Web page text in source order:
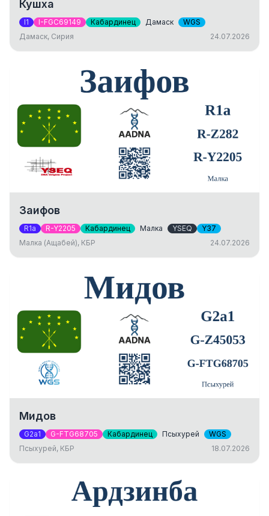
Кушха
I1 I-FGC69149 Кабардинец Дамаск
WGS
Дамаск, Сирия
24.07.2026
Заифов
R1a R-Y2205 Кабардинец Малка YSEQ
Y37
Малка (Ащабей), КБР
24.07.2026
Мидов
G2a1 G-FTG68705 Кабардинец Псыхурей
WGS
Псыхурей, КБР
18.07.2026